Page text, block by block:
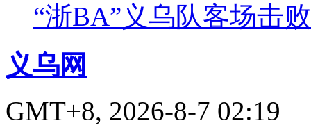
“浙BA”义乌队客场击
义乌网
GMT+8, 2026-8-7 02:19